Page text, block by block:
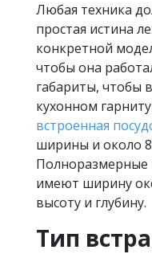
Любая техника
простая истина
конкретной
чтобы она
габариты, чтобы
кухонном
встроенная
ширины и около
имеют ширину
высоту и глубину.
Тип